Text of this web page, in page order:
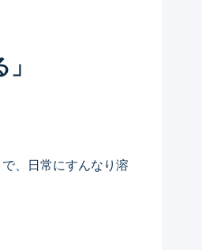
、日常にすんなり溶